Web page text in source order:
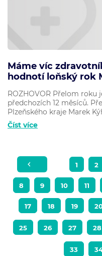
Máme víc
hodnotí loňský rok
ROZHOVOR Přelom
předchozích 12 měsíců.
Plzeňského kraje Marek
Číst více
1 2
8 9 10 11
17 18 19
25 26 27 28
33